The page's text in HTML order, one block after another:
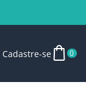
se 0